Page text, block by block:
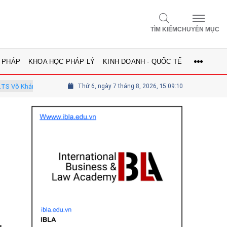
TÌM KIẾMCHUYÊN MỤC
KHOA HỌC PHÁP LÝ KINH DOANH - QUỐC TẾ
- Ủy viên Hội đồng Tổng biên tập Lê Thị Mai Phương - Ủy viên
Thứ 6, ngày 7 tháng 8, 2026, 15:09:11